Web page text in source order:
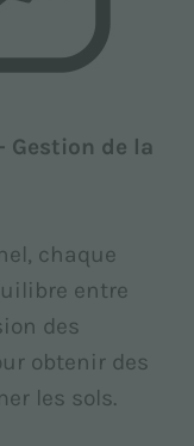
– Gestion de la
chaque
entre
des
obtenir des
les sols.